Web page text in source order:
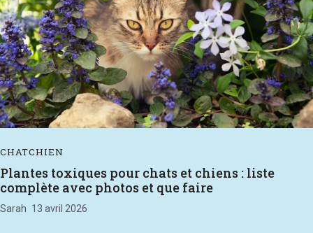
CHATCHIEN
Plantes toxiques pour chats et chiens : liste
complète avec photos et que faire
Sarah 13 avril 2026